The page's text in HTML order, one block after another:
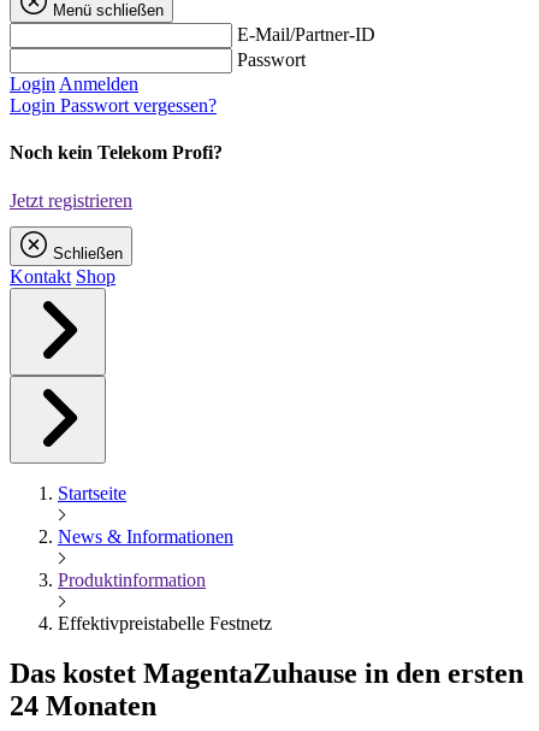
Menü schließen
E-Mail/Partner-ID
Passwort
Login Anmelden
Login Passwort vergessen?
Noch kein Telekom Profi?
Jetzt registrieren
Schließen
Kontakt Shop
Startseite
News & Informationen
Produktinformation
Effektivpreistabelle Festnetz
Das kostet MagentaZuhause in den ersten
24 Monaten